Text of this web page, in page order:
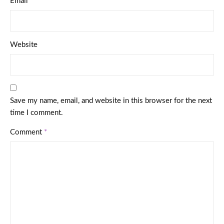
Website
Save my name, email, and website in this browser for the next
time I comment.
Comment *